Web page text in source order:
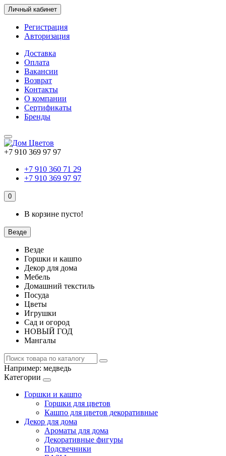
Личный кабинет
Регистрация
Авторизация
Доставка
Оплата
Вакансии
Возврат
Контакты
О компании
Сертификаты
Бренды
+7 910 369 97 97
+7 910 360 71 29
+7 910 369 97 97
0
В корзине пусто!
Везде
Везде
Горшки и кашпо
Декор для дома
Мебель
Домашний текстиль
Посуда
Цветы
Игрушки
Сад и огород
НОВЫЙ ГОД
Мангалы
Например: медведь
Категории
Горшки и кашпо
Горшки для цветов
Кашпо для цветов декоративные
Декор для дома
Ароматы для дома
Декоративные фигуры
Подсвечники